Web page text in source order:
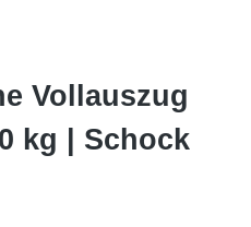
Vollauszug
kg | Schock